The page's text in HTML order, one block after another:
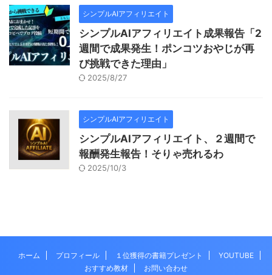
シンプルAIアフィリエイト
シンプルAIアフィリエイト成果報告「2
週間で成果発生！ポンコツおやじが再
び挑戦できた理由」
2025/8/27
シンプルAIアフィリエイト
シンプルAIアフィリエイト、２週間で
報酬発生報告！そりゃ売れるわ
2025/10/3
ホーム プロフィール １位獲得の書籍プレゼント
YOUTUBE
おすすめ教材
お問い合わせ